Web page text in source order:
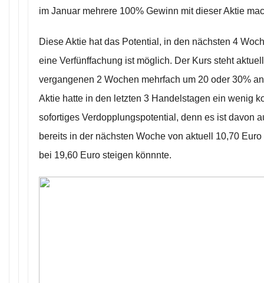
im Januar mehrere 100% Gewinn mit dieser Aktie
Diese Aktie hat das Potential, in den nächsten 4
eine Verfünffachung ist möglich. Der Kurs steht
vergangenen 2 Wochen mehrfach um 20 oder 30%
Aktie hatte in den letzten 3 Handelstagen ein wenig
sofortiges Verdopplungspotential, denn es ist davon
bereits in der nächsten Woche von aktuell 10,70
bei 19,60 Euro steigen könnnte.